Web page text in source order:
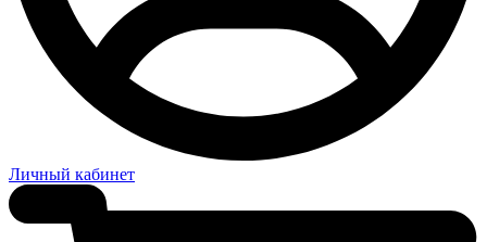
Личный кабинет